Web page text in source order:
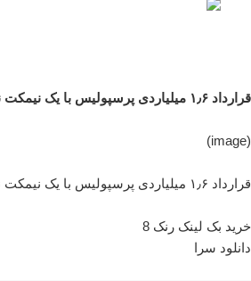
قرارداد ۱٫۶ میلیاردی پرسپولیس با یک نیمکت نشین+تصویر
(image)
قرارداد ۱٫۶ میلیاردی پرسپولیس با یک نیمکت نشین+تصویر
خرید بک لینک رنک 8
دانلود سرا